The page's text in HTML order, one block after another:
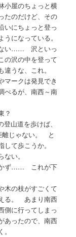
小屋のちょっと横
たのだけど、その
にちょっと登っ
になっている。
ない…… 沢といっ
の沢の中を登って
違うな、これ。
マークは発見でき
べるが、南西～南
？
山道を歩けば、
離じゃない。 と
して歩こうか。
い。
かず…… これが下
木の枝がすごくて
る。 あまり南西
側に行ってしまっ
あったので、南西